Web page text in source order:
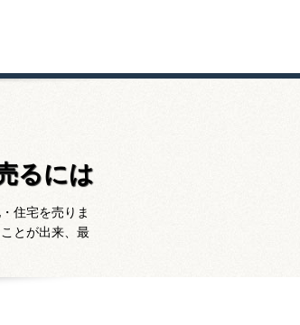
るには
住宅を売りま
とが出来、最